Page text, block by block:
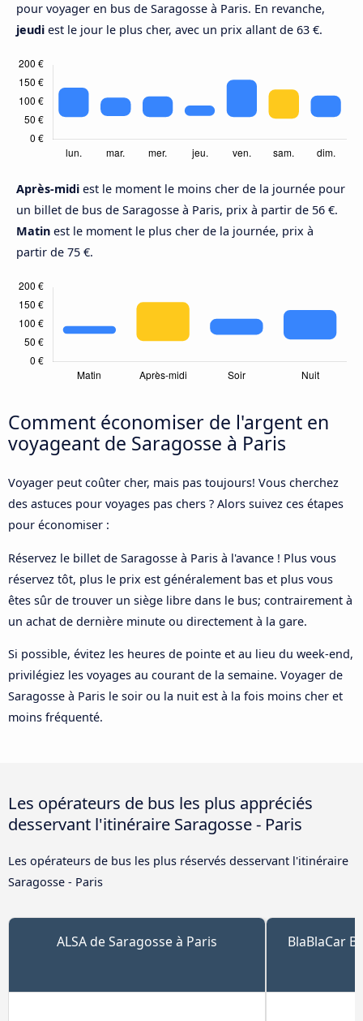
pour voyager en bus de Saragosse à Paris. En revanche,
jeudi est le jour le plus cher, avec un prix allant de 63 €.
Après-midi est le moment le moins cher de la journée pour
un billet de bus de Saragosse à Paris, prix à partir de 56 €.
Matin est le moment le plus cher de la journée, prix à
partir de 75 €.
Comment économiser de l'argent en
voyageant de Saragosse à Paris
Voyager peut coûter cher, mais pas toujours! Vous cherchez
des astuces pour voyages pas chers ? Alors suivez ces étapes
pour économiser :
Réservez le billet de Saragosse à Paris à l'avance ! Plus vous
réservez tôt, plus le prix est généralement bas et plus vous
êtes sûr de trouver un siège libre dans le bus; contrairement à
un achat de dernière minute ou directement à la gare.
Si possible, évitez les heures de pointe et au lieu du week-end,
privilégiez les voyages au courant de la semaine. Voyager de
Saragosse à Paris le soir ou la nuit est à la fois moins cher et
moins fréquenté.
Les opérateurs de bus les plus appréciés
desservant l'itinéraire Saragosse - Paris
Les opérateurs de bus les plus réservés desservant l'itinéraire
Saragosse - Paris
ALSA de Saragosse à Paris BlaBlaCar